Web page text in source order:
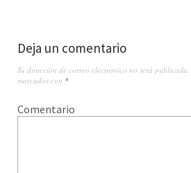
Deja un comentario
Tu dirección de correo electrónico no será publicada.
marcados con *
Comentario